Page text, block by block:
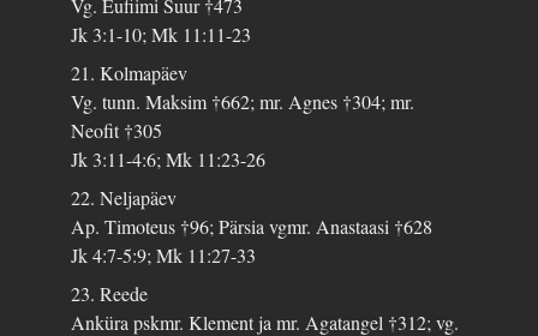
Vg. Eufiimi Suur †473
Jk 3:1-10; Mk 11:11-23
21. Kolmapäev
Vg. tunn. Maksim †662; mr. Agnes †304; mr.
Neofit †305
Jk 3:11-4:6; Mk 11:23-26
22. Neljapäev
Ap. Timoteus †96; Pärsia vgmr. Anastaasi †628
Jk 4:7-5:9; Mk 11:27-33
23. Reede
Anküra pskmr. Klement ja mr. Agatangel †312; vg.